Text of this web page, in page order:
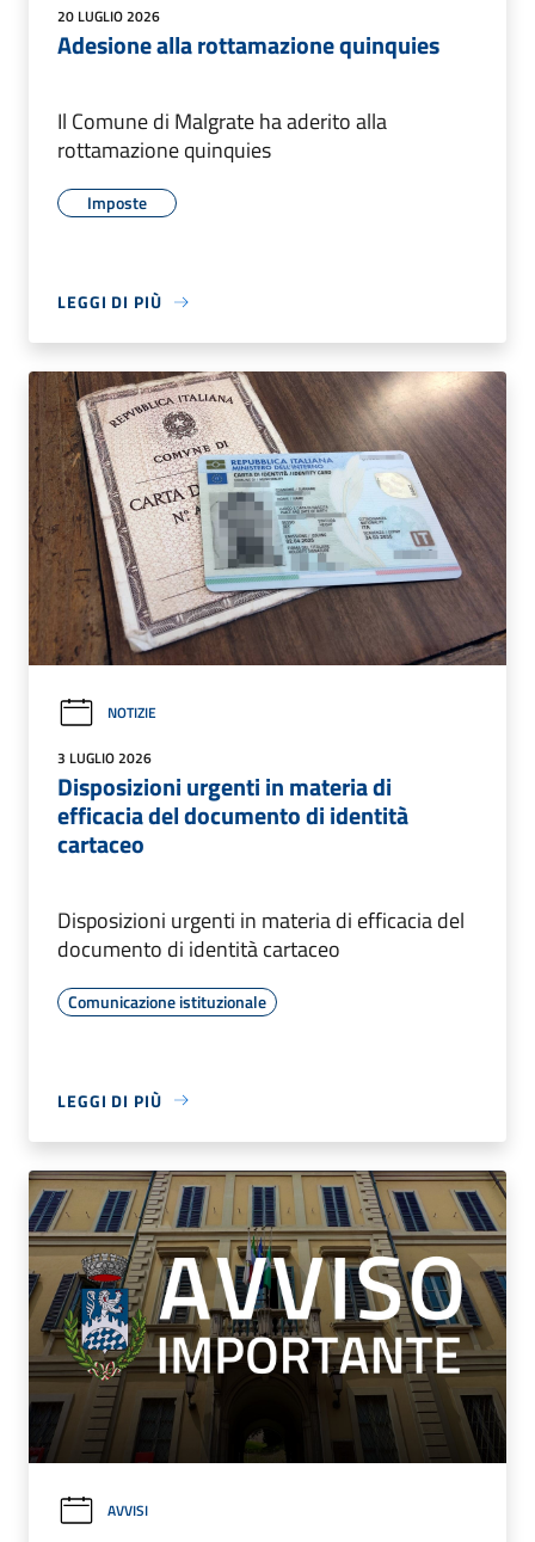
20 LUGLIO 2026
Adesione alla rottamazione quinquies
Il Comune di Malgrate ha aderito alla
rottamazione quinquies
Imposte
LEGGI DI PIÙ
NOTIZIE
3 LUGLIO 2026
Disposizioni urgenti in materia di
efficacia del documento di identità
cartaceo
Disposizioni urgenti in materia di efficacia del
documento di identità cartaceo
Comunicazione istituzionale
LEGGI DI PIÙ
AVVISI